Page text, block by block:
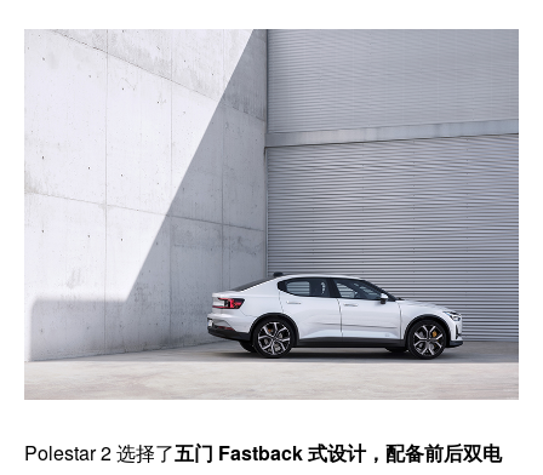
Polestar 2 选择了五门 Fastback 式设计，配备前后双电